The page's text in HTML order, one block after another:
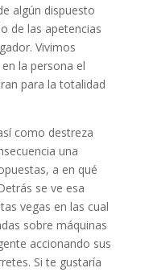
algún dispuesto
de las apetencias
Vivimos
la persona el
para la totalidad
como destreza
una
a en qué
se ve esa
vegas en las cual
sobre máquinas
accionando sus
Si te gustaría